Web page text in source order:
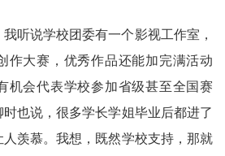
听说学校团委有一个影视工作室，
作大赛，优秀作品还能加完满活动
机会代表学校参加省级甚至全国赛
也说，很多学长学姐毕业后都进了
羡慕。我想，既然学校支持，那就